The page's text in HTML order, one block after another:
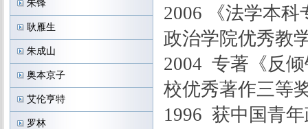
朱锋
耿雁生
朱成山
奥本京子
艾伦亨特
罗林
2006 《法学本
政治学院优秀教
2004 专著《反
校优秀著作三等
1996 获中国青